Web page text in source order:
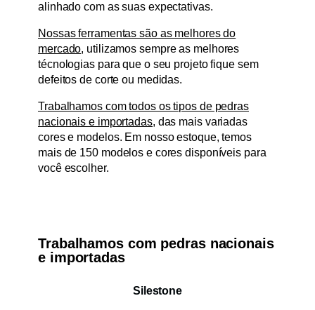
alinhado com as suas expectativas.
Nossas ferramentas são as melhores do
mercado, utilizamos sempre as melhores
técnologias para que o seu projeto fique sem
defeitos de corte ou medidas.
Trabalhamos com todos os tipos de pedras
nacionais e importadas, das mais variadas
cores e modelos. Em nosso estoque, temos
mais de 150 modelos e cores disponíveis para
você escolher.
Trabalhamos com pedras nacionais
e importadas
Silestone